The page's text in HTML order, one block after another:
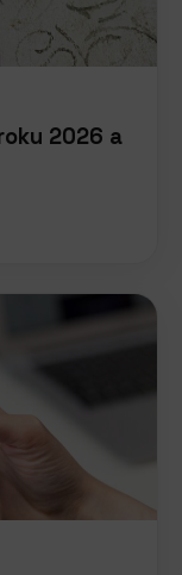
2026 a